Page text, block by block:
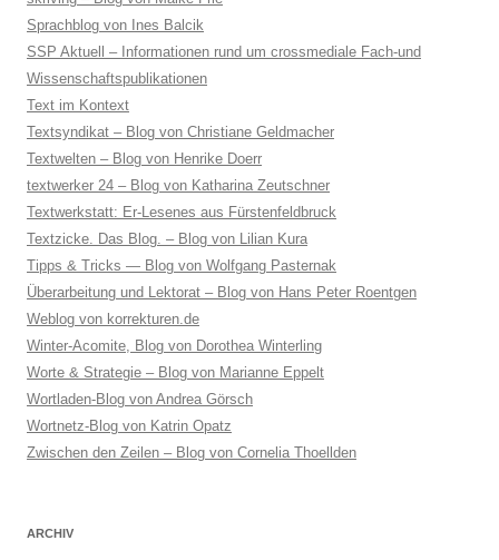
Sprachblog von Ines Balcik
SSP Aktuell – Informationen rund um crossmediale Fach-und
Wissenschaftspublikationen
Text im Kontext
Textsyndikat – Blog von Christiane Geldmacher
Textwelten – Blog von Henrike Doerr
textwerker 24 – Blog von Katharina Zeutschner
Textwerkstatt: Er-Lesenes aus Fürstenfeldbruck
Textzicke. Das Blog. – Blog von Lilian Kura
Tipps & Tricks — Blog von Wolfgang Pasternak
Überarbeitung und Lektorat – Blog von Hans Peter Roentgen
Weblog von korrekturen.de
Winter-Acomite, Blog von Dorothea Winterling
Worte & Strategie – Blog von Marianne Eppelt
Wortladen-Blog von Andrea Görsch
Wortnetz-Blog von Katrin Opatz
Zwischen den Zeilen – Blog von Cornelia Thoellden
ARCHIV